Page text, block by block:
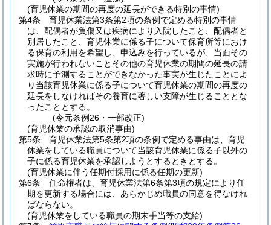
(育児休業の期間の再度の延長ができる特別の事情)
第4条
育児休業法第3条第2項の条例で定める特別の事情
は、配偶者が負傷又は疾病により入院したこと、配偶者と
別居したこと、育児休業に係る子について保育所等におけ
る保育の利用を希望し、申込みを行っているが、当面その
実施が行われないことその他の育児休業の期間の延長の請
求時に予測することができなかった事実が生じたことによ
り当該育児休業に係る子について育児休業の期間の再度の
延長をしなければその養育に著しい支障が生じることとな
ったこととする。
(令元条例26・一部改正)
(育児休業の承認の取消事由)
第5条
育児休業法第5条第2項の条例で定める事由は、育児
休業をしている職員について当該育児休業に係る子以外の
子に係る育児休業を承認しようとするときとする。
(育児休業に伴う任期付採用に係る任期の更新)
第6条
任命権者は、育児休業法第6条第3項の規定により任
期を更新する場合には、あらかじめ職員の同意を得なけれ
ばならない。
(育児休業をしている職員の期末手当等の支給)